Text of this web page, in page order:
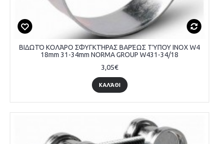
ΒΙΔΩΤΌ ΚΟΛΆΡΟ ΣΦΥΓΚΤΉΡΑΣ ΒΑΡΈΩΣ ΤΎΠΟΥ INOX W4
18mm 31-34mm NORMA GROUP W431-34/18
3,05€
ΚΑΛΆΘΙ